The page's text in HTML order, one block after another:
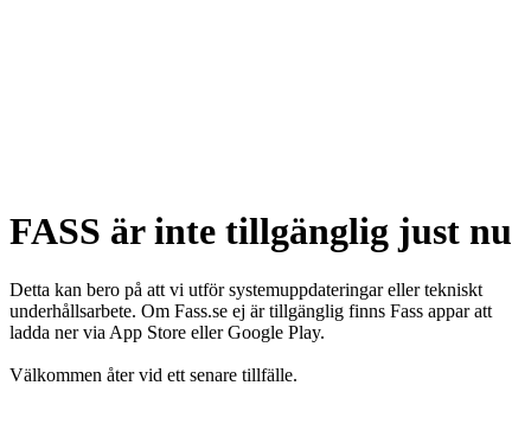
FASS är inte tillgänglig just nu
Detta kan bero på att vi utför systemuppdateringar eller tekniskt
underhållsarbete. Om Fass.se ej är tillgänglig finns Fass appar att
ladda ner via App Store eller Google Play.
Välkommen åter vid ett senare tillfälle.